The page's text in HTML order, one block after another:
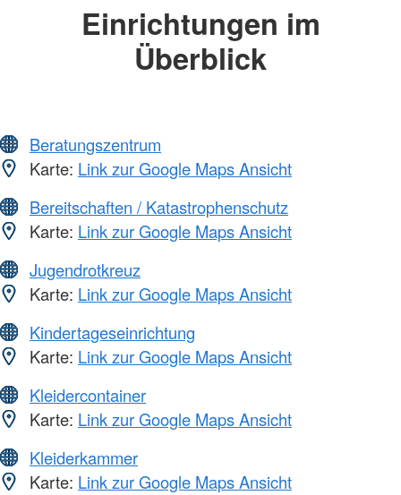
Einrichtungen im
Überblick
Beratungszentrum
Karte: Link zur Google Maps Ansicht
Bereitschaften / Katastrophenschutz
Karte: Link zur Google Maps Ansicht
Jugendrotkreuz
Karte: Link zur Google Maps Ansicht
Kindertageseinrichtung
Karte: Link zur Google Maps Ansicht
Kleidercontainer
Karte: Link zur Google Maps Ansicht
Kleiderkammer
Karte: Link zur Google Maps Ansicht